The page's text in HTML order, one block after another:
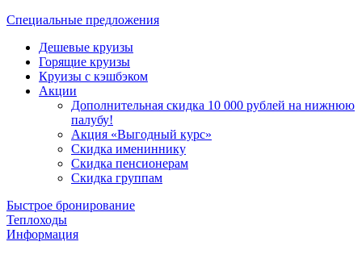
Специальные предложения
Дешевые круизы
Горящие круизы
Круизы с кэшбэком
Акции
Дополнительная скидка 10 000 рублей на нижнюю
палубу!
Акция «Выгодный курс»
Скидка имениннику
Скидка пенсионерам
Скидка группам
Быстрое бронирование
Теплоходы
Информация